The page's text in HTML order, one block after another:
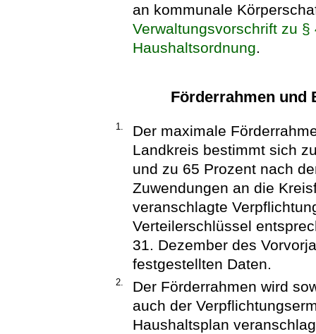
an kommunale
Verwaltungsvorschrift zu
Haushaltsordnung.
Förderrahmen und
1.
Der maximale
Landkreis bestimmt sich
und zu 65 Prozent nach
Zuwendungen an die
veranschlagte
Verteilerschlüssel
31. Dezember des
festgestellten Daten.
2.
Der Förderrahmen wird
auch der
Haushaltsplan